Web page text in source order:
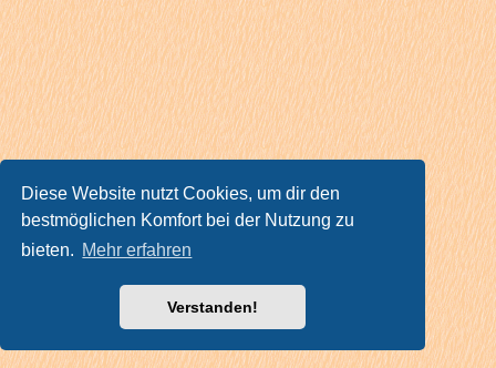
Diese Website nutzt Cookies, um dir den
bestmöglichen Komfort bei der Nutzung zu
bieten. Mehr erfahren
Verstanden!